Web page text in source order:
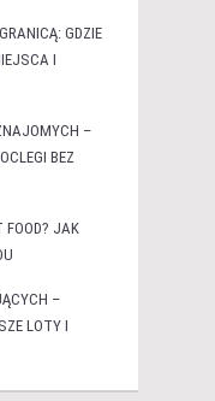
GDZIE
I
–
BEZ
FOOD? JAK
–
LOTY I